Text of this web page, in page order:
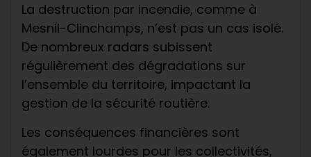
La destruction par incendie, comme à
Mesnil-Clinchamps, n’est pas un cas isolé.
De nombreux radars subissent
régulièrement des dégradations sur
l’ensemble du territoire, impactant la
gestion de la sécurité routière.
Les conséquences financières sont
également lourdes pour les collectivités,